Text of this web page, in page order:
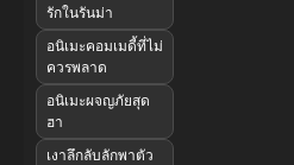
รักในรันม่า
อนิเมะคอมเมดี้ที่ไม่
ควรพลาด
อนิเมะผจญภัยสุด
ฮา
เงาลึกลับลักพาตัว